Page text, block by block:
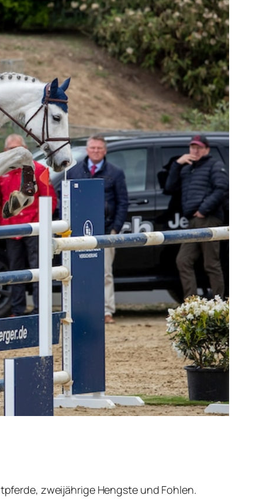
zweijährige Hengste und Fohlen.